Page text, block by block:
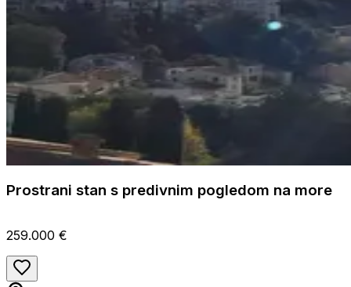
Prostrani stan s predivnim pogledom na more
259.000 €